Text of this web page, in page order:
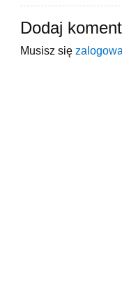
Dodaj
Musisz się